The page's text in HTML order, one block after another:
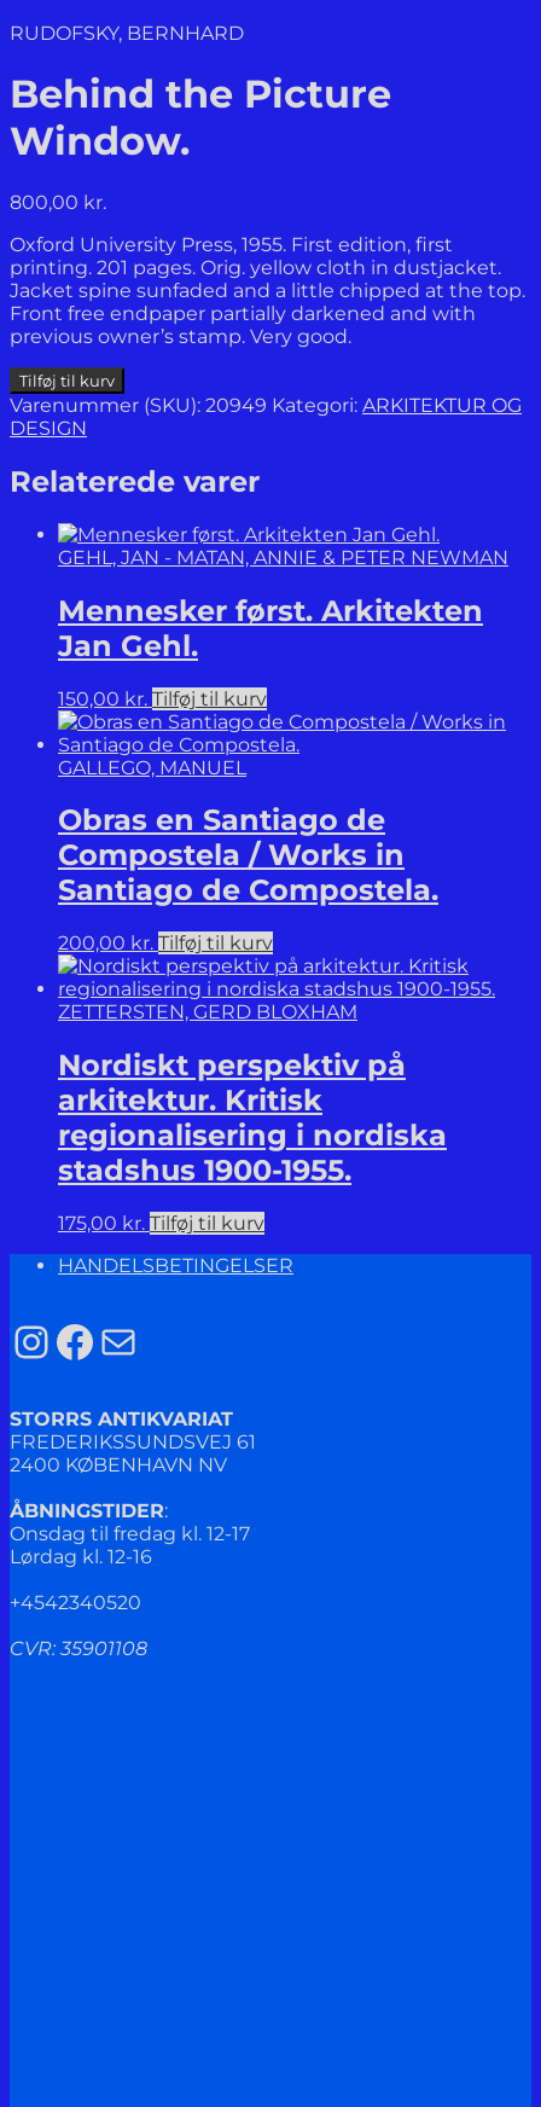
RUDOFSKY, BERNHARD
Behind the Picture
Window.
800,00 kr.
Oxford University Press, 1955. First edition, first
printing. 201 pages. Orig. yellow cloth in dustjacket.
Jacket spine sunfaded and a little chipped at the top.
Front free endpaper partially darkened and with
previous owner’s stamp. Very good.
Behind
the
Picture
antal
Tilføj til kurv
Varenummer (SKU): 20949 Kategori: ARKITEKTUR OG
DESIGN
Relaterede varer
GEHL, JAN - MATAN, ANNIE & PETER NEWMAN
Mennesker først. Arkitekten
Jan Gehl.
150,00 kr. Tilføj til kurv
GALLEGO, MANUEL
Obras en Santiago de
Compostela / Works in
Santiago de Compostela.
200,00 kr. Tilføj til kurv
ZETTERSTEN, GERD BLOXHAM
Nordiskt perspektiv på
arkitektur. Kritisk
regionalisering i nordiska
stadshus 1900-1955.
175,00 kr. Tilføj til kurv
HANDELSBETINGELSER
Instagram
Facebook
Mail
STORRS ANTIKVARIAT
FREDERIKSSUNDSVEJ 61
2400 KØBENHAVN NV
ÅBNINGSTIDER:
Onsdag til fredag kl. 12-17
Lørdag kl. 12-16
+4542340520
CVR: 35901108